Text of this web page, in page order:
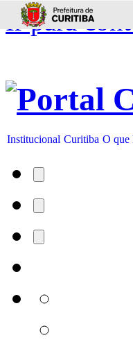
Ir para
Institucional Curitiba O que